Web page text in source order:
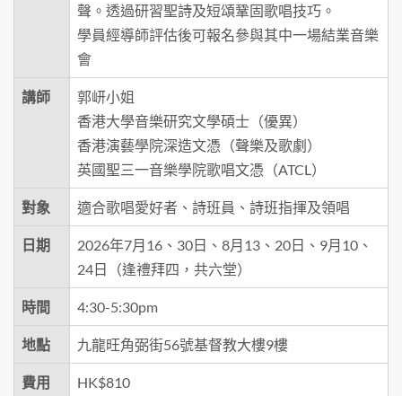
聲。透過研習聖詩及短頌鞏固歌唱技巧。
學員經導師評估後可報名參與其中一場結業音樂
會
講師
郭岍小姐
香港大學音樂研究文學碩士（優異）
香港演藝學院深造文憑（聲樂及歌劇）
英國聖三一音樂學院歌唱文憑（ATCL）
對象 適合歌唱愛好者、詩班員、詩班指揮及領唱
日期
2026年7月16、30日、8月13、20日、9月10、
24日（逢禮拜四，共六堂）
時間 4:30-5:30pm
地點 九龍旺角弼街56號基督教大樓9樓
費用 HK$810